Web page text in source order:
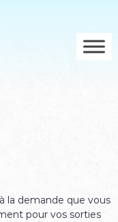
la demande que vous
pour vos sorties